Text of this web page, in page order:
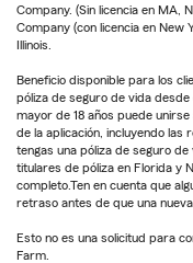
Company. (Sin licencia en MA,
Company (con licencia en New
Illinois.
Beneficio disponible para los
póliza de seguro de vida desde
mayor de 18 años puede
de la aplicación, incluyendo las
tengas una póliza de seguro
titulares de póliza en Florida y
completo.Ten en cuenta que
retraso antes de que una
Esto no es una solicitud para
Farm.